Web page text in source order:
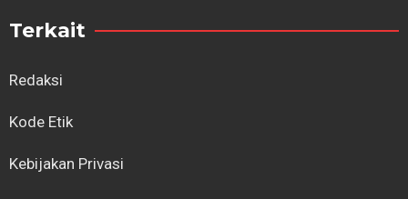
Terkait
Redaksi
Kode Etik
Kebijakan Privasi